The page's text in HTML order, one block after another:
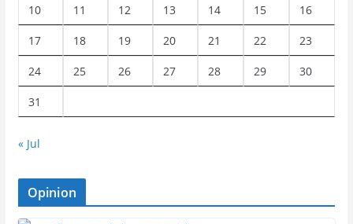
10 11 12 13 14 15 16
17 18 19 20 21 22 23
24 25 26 27 28 29 30
31
« Jul
Opinion